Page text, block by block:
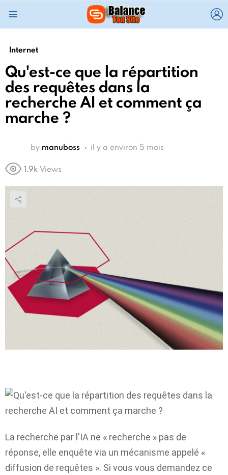
Internet
Qu'est-ce que la répartition
des requêtes dans la
recherche AI ​​et comment ça
marche ?
by manuboss il y a environ 5 mois
1.9k Views
La recherche par l'IA ne « recherche » pas de
réponse, elle enquête via un mécanisme appelé «
diffusion de requêtes ». Si vous vous demandez ce